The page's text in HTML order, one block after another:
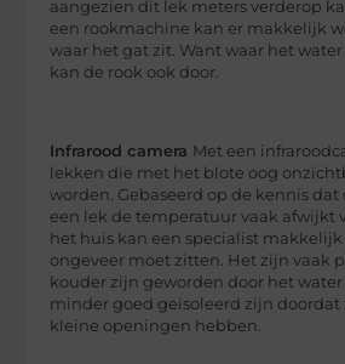
aangezien dit lek meters verderop
een rookmachine kan er makkelijk
waar het gat zit. Want waar het
kan de rook ook door.
Infrarood camera Met een
lekken die met het blote oog
worden. Gebaseerd op de kennis dat
een lek de temperatuur vaak afwijkt
het huis kan een specialist
ongeveer moet zitten. Het zijn vaak
kouder zijn geworden door het
minder goed geïsoleerd zijn doordat
kleine openingen hebben.